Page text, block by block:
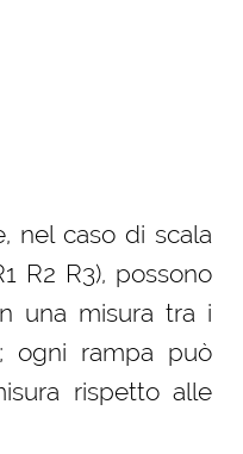
nel caso di scala
R2 R3), possono
una misura tra i
rampa può
rispetto alle